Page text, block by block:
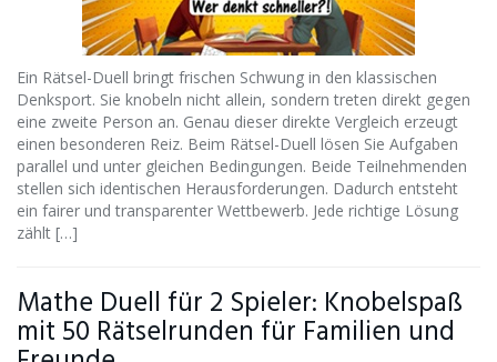
Ein Rätsel-Duell bringt frischen Schwung in den klassischen
Denksport. Sie knobeln nicht allein, sondern treten direkt gegen
eine zweite Person an. Genau dieser direkte Vergleich erzeugt
einen besonderen Reiz. Beim Rätsel-Duell lösen Sie Aufgaben
parallel und unter gleichen Bedingungen. Beide Teilnehmenden
stellen sich identischen Herausforderungen. Dadurch entsteht
ein fairer und transparenter Wettbewerb. Jede richtige Lösung
zählt […]
Mathe Duell für 2 Spieler: Knobelspaß
mit 50 Rätselrunden für Familien und